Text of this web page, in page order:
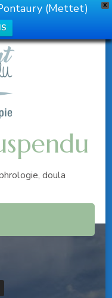
X
(Mettet)
doula